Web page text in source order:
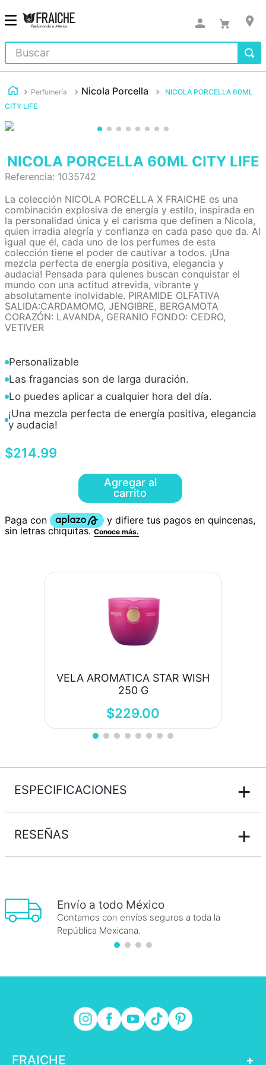
Buscar
Perfumería Nicola Porcella
NICOLA PORCELLA 60ML
CITY LIFE
NICOLA PORCELLA 60ML CITY LIFE
Referencia: 1035742
La colección NICOLA PORCELLA X FRAICHE es una
combinación explosiva de energía y estilo, inspirada en
la personalidad única y el carisma que definen a Nicola,
quien irradia alegría y confianza en cada paso que da. Al
igual que él, cada uno de los perfumes de esta
colección tiene el poder de cautivar a todos. ¡Una
mezcla perfecta de energía positiva, elegancia y
audacia! Pensada para quienes buscan conquistar el
mundo con una actitud atrevida, vibrante y
absolutamente inolvidable. PIRAMIDE OLFATIVA
SALIDA:CARDAMOMO, JENGIBRE, BERGAMOTA
CORAZÓN: LAVANDA, GERANIO FONDO: CEDRO,
VETIVER
Personalizable
Las fragancias son de larga duración.
Lo puedes aplicar a cualquier hora del día.
¡Una mezcla perfecta de energía positiva, elegancia
y audacia!
$214.99
Agregar al
carrito
VELA AROMATICA STAR WISH
250 G
$229.00
ESPECIFICACIONES +
RESEÑAS +
Envío a todo México
Contamos con envíos seguros a toda la
República Mexicana.
FRAICHE +